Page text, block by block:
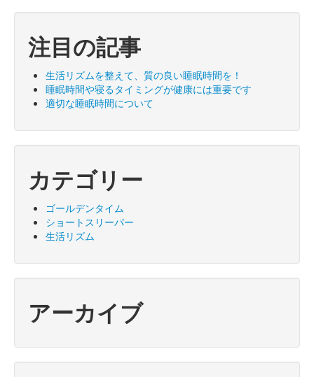
注目の記事
生活リズムを整えて、質の良い睡眠時間を！
睡眠時間や寝るタイミングが健康には重要です
適切な睡眠時間について
カテゴリー
ゴールデンタイム
ショートスリーパー
生活リズム
アーカイブ